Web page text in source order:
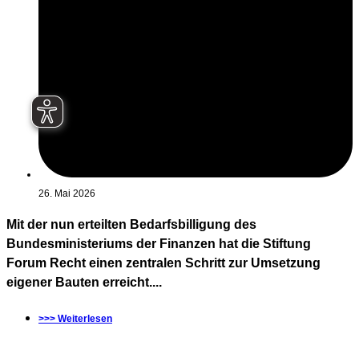
26. Mai 2026
Mit der nun erteilten Bedarfsbilligung des
Bundesministeriums der Finanzen hat die Stiftung
Forum Recht einen zentralen Schritt zur Umsetzung
eigener Bauten erreicht....
>>> Weiterlesen